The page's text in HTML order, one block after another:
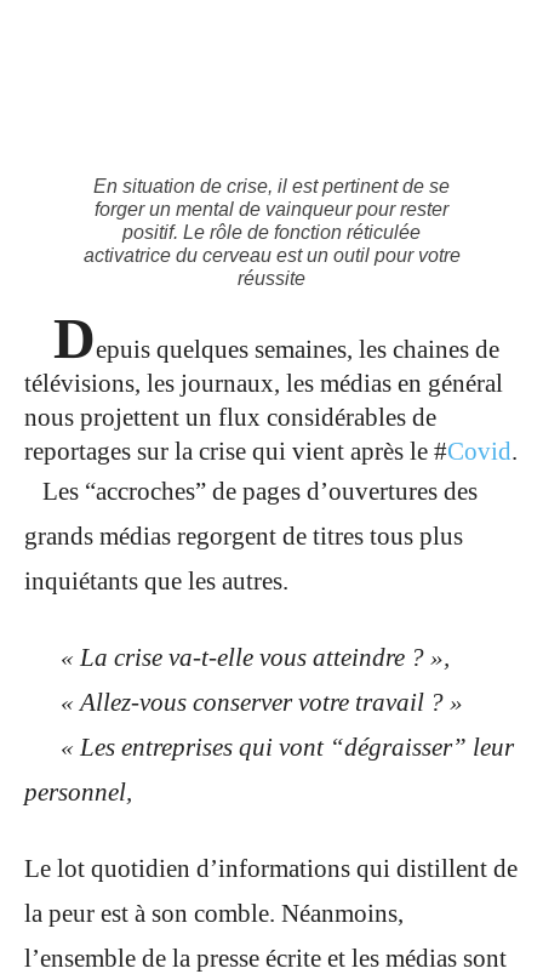
En situation de crise, il est pertinent de se
forger un mental de vainqueur pour rester
positif. Le rôle de fonction réticulée
activatrice du cerveau est un outil pour votre
réussite
Depuis quelques semaines, les chaines de
télévisions, les journaux, les médias en général
nous projettent un flux considérables de
reportages sur la crise qui vient après le #Covid.
Les “accroches” de pages d’ouvertures des
grands médias regorgent de titres tous plus
inquiétants que les autres.
« La crise va-t-elle vous atteindre ? »,
« Allez-vous conserver votre travail ? »
« Les entreprises qui vont “dégraisser” leur
personnel,
Le lot quotidien d’informations qui distillent de
la peur est à son comble. Néanmoins,
l’ensemble de la presse écrite et les médias sont